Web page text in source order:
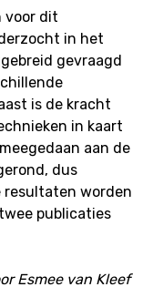
voor dit
in het
gevraagd
is de kracht
in kaart
aan de
dus
resultaten worden
publicaties
Esmee van Kleef